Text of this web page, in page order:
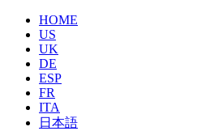
HOME
US
UK
DE
ESP
FR
ITA
日本語